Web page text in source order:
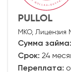
PULLOL
МКО, Лицензия
Сумма займа:
Срок: 24
Переплата: